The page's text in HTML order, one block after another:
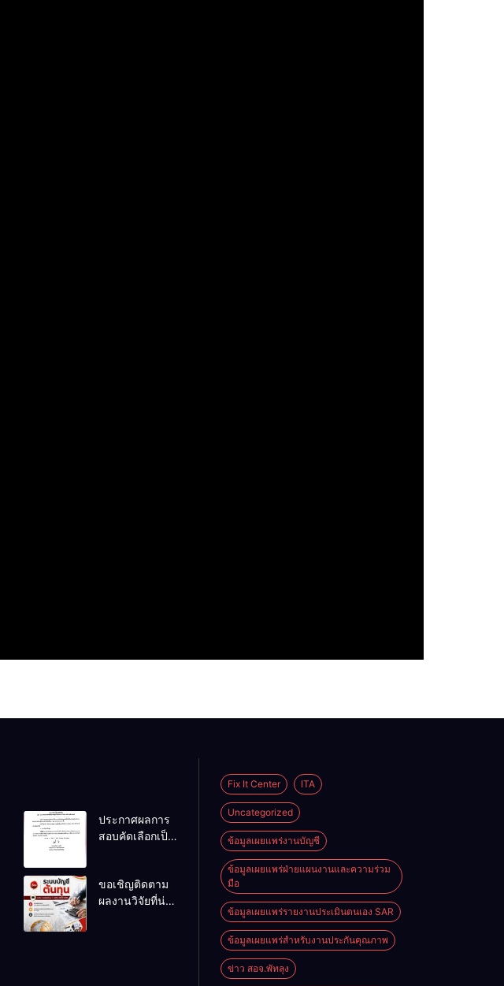
ประกาศผลการ
สอบคัดเลือกเป็น
พนักงานขับ
รถยนต์
ขอเชิญติดตาม
ผลงานวิจัยที่น่า
Fix It Center ITA
Uncategorized
ข้อมูลเผยแพร่งานบัญชี
ข้อมูลเผยแพร่ฝ่ายแผนงานและความร่วม
มือ
ข้อมูลเผยแพร่รายงานประเมินตนเอง SAR
ข้อมูลเผยแพร่สำหรับงานประกันคุณภาพ
ข่าว สอจ.พัทลุง